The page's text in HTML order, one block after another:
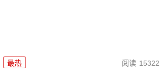
最热 阅读 15322